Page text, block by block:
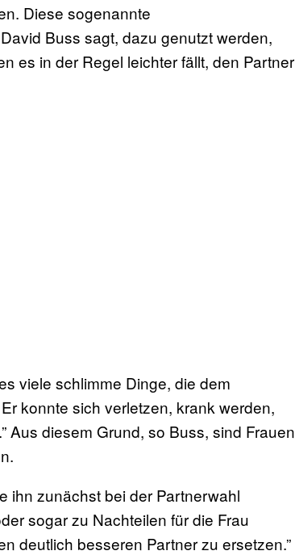
Diese sogenannte
Buss sagt, dazu genutzt werden,
es in der Regel leichter fällt, den Partner
viele schlimme Dinge, die dem
konnte sich verletzen, krank werden,
Aus diesem Grund, so Buss, sind Frauen
ihn zunächst bei der Partnerwahl
sogar zu Nachteilen für die Frau
deutlich besseren Partner zu ersetzen.”